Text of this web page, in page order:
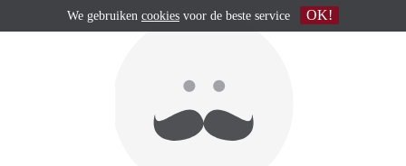
We gebruiken cookies voor de beste service OK!